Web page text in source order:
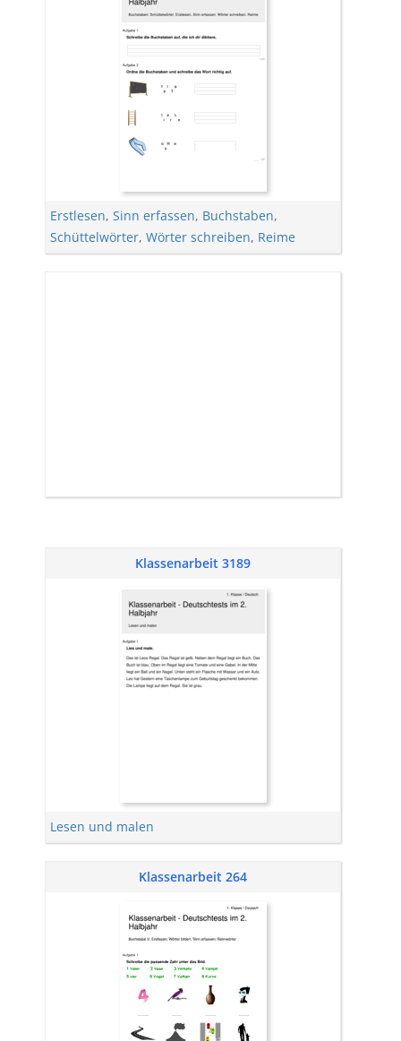
Erstlesen, Sinn erfassen, Buchstaben,
Schüttelwörter, Wörter schreiben, Reime
Klassenarbeit 3189
Lesen und malen
Klassenarbeit 264